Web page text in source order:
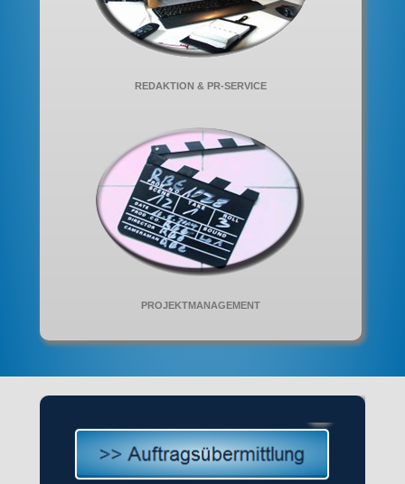
REDAKTION & PR-SERVICE
PROJEKTMANAGEMENT